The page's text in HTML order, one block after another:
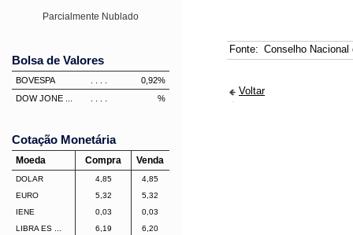
Parcialmente Nublado
Bolsa de Valores
BOVESPA 0,92%
DOW JONE ...
%
Cotação Monetária
Moeda Compra Venda
DOLAR 4,85
4,85
EURO
5,32
5,32
IENE
0,03
0,03
LIBRA ES ...
6,19 6,20
Fonte: Conselho
Voltar